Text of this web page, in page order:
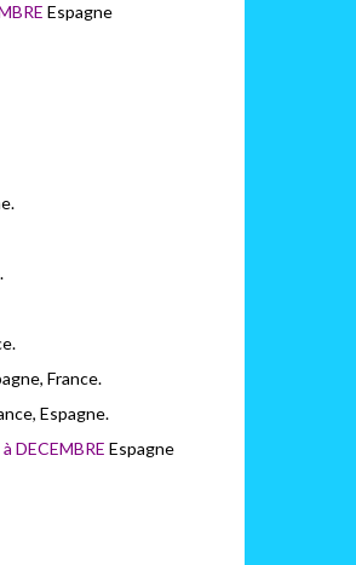
Espagne
Espagne.
France.
France.
Espagne, France.
Espagne.
DECEMBRE Espagne